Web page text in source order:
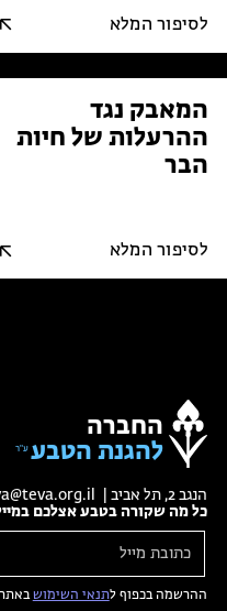
לסיפור המלא
המאבק נגד
ההרעלות של חיות
הבר
לסיפור המלא
החברה
להגנת הטבע
הנגב 2, תל אביב |
כל מה שקורה בטבע אצלכם
ההרשמה בכפוף לתנאי השימושבאתר